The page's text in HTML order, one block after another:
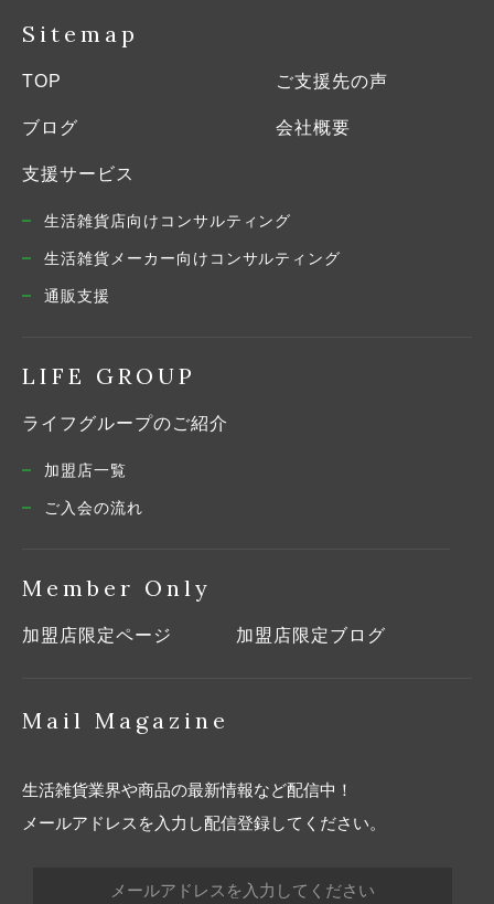
Sitemap
TOP ご支援先の声
ブログ 会社概要
支援サービス
生活雑貨店向けコンサルティング
生活雑貨メーカー向けコンサルティング
通販支援
LIFE GROUP
ライフグループのご紹介
加盟店一覧
ご入会の流れ
Member Only
加盟店限定ページ 加盟店限定ブログ
Mail Magazine
生活雑貨業界や商品の最新情報など配信中！
メールアドレスを入力し配信登録してください。